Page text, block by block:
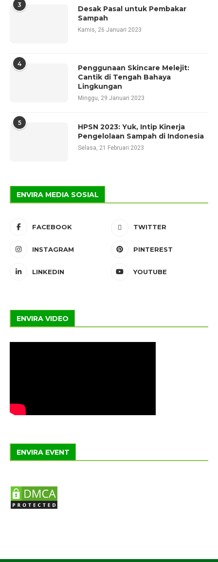
3
Desak Pasal untuk Pembakar
Sampah
Kamis, 26 Januari 2023
4
Penggunaan Skincare Melejit:
Cantik di Tengah Bahaya
Lingkungan
Minggu, 29 Januari 2023
5
HPSN 2023: Yuk, Intip Kinerja
Pengelolaan Sampah di Indonesia
Selasa, 21 Februari 2023
ENVIRA MEDIA SOSIAL
FACEBOOK TWITTER
INSTAGRAM PINTEREST
LINKEDIN YOUTUBE
ENVIRA VIDEO
ENVIRA EVENT